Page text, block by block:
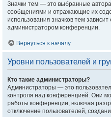
Значки тем — это выбранные
сообщениями и отражающие их
использования значков тем
администратором конференции.
Вернуться к началу
Уровни пользователей и
Кто такие администраторы?
Администраторы — это
контроля над конференцией. Они
работы конференции, включая
отключение пользователей,